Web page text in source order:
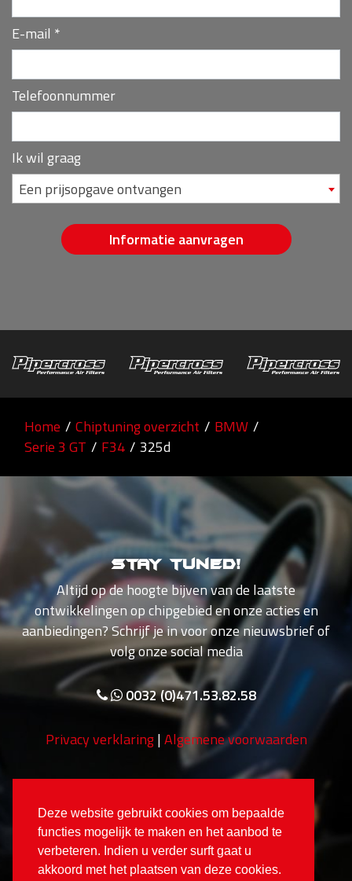
Deze website gebruikt cookies om bepaalde
functies mogelijk te maken en het aanbod te
verbeteren. Indien u verder surft gaat u
akkoord met het plaatsen van deze cookies.
E-mail *
Telefoonnummer
Ik wil graag
Een prijsopgave ontvangen
Informatie aanvragen
Home / Chiptuning overzicht / BMW /
Serie 3 GT / F34 / 325d
Stay tuned!
Altijd op de hoogte bijven van de laatste
ontwikkelingen op chipgebied en onze acties en
aanbiedingen? Schrijf je in voor onze nieuwsbrief of
volg onze social media
0032 (0)471.53.82.58
Privacy verklaring|Algemene voorwaarden